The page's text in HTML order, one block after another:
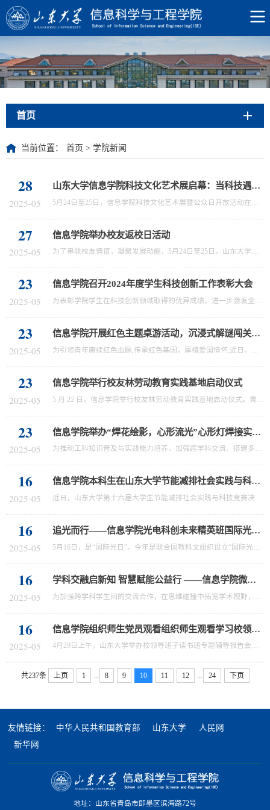
首页
当前位置： 首页 > 学院新闻
28
2025-05
山东大学信息学院科技文化艺术展启幕：当科技遇见艺术，解锁信息学科新视界
27
2025-05
信息学院举办校友返校日活动
为了串联校友情谊，凝聚发展动能，5月24日至25日，山东大学信息科学与工程学院举办校友返校日活动，校友们重返校园，共叙同窗情谊，分享成长经验，传递母校精神。在科技文化展现场，校友们参与了多项互动体验项目，包括机械臂操作、手摇发电机演示等，亲身感受学院在科技创新方面的活力与成果。多位来自研究院、互联网大厂、国企及高校博士阶段的优秀校友齐聚一堂，分享各自的成长路径与职业经验。在自由交流环节，同学们踊跃提...
23
2025-05
信息学院召开2024年度学生科技创新工作表彰大会
为表彰学院学生在科技创新领域取得的优异成绩，进一步激发全院师生参与科创赛事的热情，5月22日，信息学院召开2024年度学生科技创新工作表彰大会。信息学院党委书记李德春，党委副书记宫相栋、李鸿娟，副院长李玉军，联想集团政企业务山东战区副总经理孙一、山东教育行业经理柳德伟出席活动，竞赛队伍指导教师、学院辅导员、获奖学生、获奖团队代表参加大会。会上，李德春致辞。他向在各类科创赛事中取得优异成绩的同学们表示祝...
23
2025-05
信息学院开展红色主题桌游活动，沉浸式解谜闯关解锁思政教育新范式
为引领青年赓续红色血脉,传承红色基因，厚植爱国情怀,近日，信息学院在青岛校区“一站式”学生综合社区举办“穿越百年五四，信步觉醒年代”沉浸式解谜闯关活动，以创新形式融合思政教育与学科特色，通过沉浸式桌游体验，感悟使命担当。时空场景“活”起来：秒变历史主角感悟历史使命活动现场复刻还原五四运动时期的标志性场景，参与学生化身“觉醒年代”的情报员、进步青年潜入谍报战线，在“密码破译”等关卡中直面历史抉择，...
23
2025-05
信息学院举行校友林劳动教育实践基地启动仪式
23
2025-05
信息学院举办“焊花绘影，心形流光”心形灯焊接实践活动
为推动工科知识普及与实践能力培养，加强跨学科交流，搭建多元学习互动平台，近日，信息学院举办“焊花绘影，心形流光”焊接心形灯实践活动，吸引了来自信息、环境、网安等多个学院的学生参与。活动现场，参与者与志愿者组成了“一对一”搭档，在专业指导下进行电路板元件焊接。随着电烙铁的温度逐渐升高，焊锡丝在焊点处慢慢融化，发出滋滋的声响，一股淡淡的松香气味弥漫在实验室中。参与者们手持电烙铁，专注地将红色LED灯按...
16
2025-05
信息学院本科生在山东大学节能减排社会实践与科技竞赛中取得佳绩
近日，山东大学第十六届大学生节能减排社会实践与科技竞赛决赛在兴隆山工程训练中心圆满落幕。信息学院学子凭借卓越的创新能力与扎实的专业素养脱颖而出，由刘艳琦、刘研硕、刘炎彤、李安宇、魏天行组成，王云征老师指导的团队，获得本次大赛特等奖（作品编号：ZH25044），成功获得推荐参加国赛的资格。本届大赛由山东大学本科生院、山东大学创新创业学院主办，山东大学核科学与能源动力学院、山东大学工程训练中心、山东大学低...
16
2025-05
追光而行——信息学院光电科创未来精英班国际光日科普活动走进沂源一中
5月16日，是“国际光日”，今年是联合国教科文组织设立“国际光日”的第七年。为纪念光技术对人类文明的深远影响，将光的知识传递给更多的人，信息学院党委书记李德春带领光电科创未来精英班的师生们首次走出青岛，赴淄博沂源一中开展科普活动，将光学原理科普、前沿技术展示、动手实验体验深度融合，以“科学讲座+互动实验+讲解问答”的形式，让千余名高中生近距离感受光学的魅力，感受山大师生的风采。启幕：光脉千年，映照科...
16
2025-05
学科交融启新知 智慧赋能公益行 ——信息学院微纳班与政管学院公信班开展学术交流与心理健康活动
16
2025-05
信息学院组织师生党员观看组织师生观看学习校领导班子读书班专题辅导报告会暨党委理论学习中心组（扩大）会议
4月29日上午，山东大学举办校领导班子读书班专题辅导报告会暨党委理论学习中心组（扩大）会议，学习习近平总书记关于党的自我革命的重要思想-延安整风与党的作风建设。会议邀请中国延安干部学院教学科研部延安精神研究中心主任冯建玫作报告。学院组织全体师生党员集体观看学习会议。会议以“延安整风的背景及原因”、“延安整风的内容、方法与进程”、“延安整风的历史贡献”和“弘扬延安优良传统，加强党的作风建设”四个主题...
共237条 上页 1 ... 8 9 10 11 12 ... 24 下页
友情链接： 中华人民共和国教育部 山东大学
人民网
新华网
地址：山东省青岛市即墨区滨海路72号